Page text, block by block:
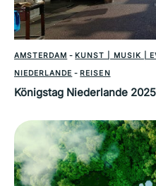
AMSTERDAM - KUNST | MUSIK |
NIEDERLANDE - REISEN
Königstag Niederlande